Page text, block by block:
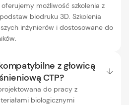
możliwość szkolenia z
biodruku 3D. Szkolenia
inżynierów i dostosowane do
z głowicą
CTP?
do pracy z
biologicznymi